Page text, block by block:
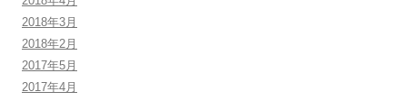
2018年3月
2018年2月
2017年5月
2017年4月